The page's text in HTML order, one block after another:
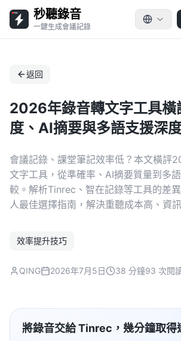
秒聽錄音
一鍵生成會議記錄
返回
2026年錄音轉文字工具橫
度、AI摘要與多語支援深
會議記錄、課堂筆記效率低？本文橫評
文字工具，從準確率、AI摘要質量到多
較。解析Tinrec、智在記錄等工具的差
人最佳選擇指南，解決重聽成本高、資
效率提升技巧
QING 2026年7月5日 38 分鐘93 次閱
將錄音交給 Tinrec，幾分鐘取得